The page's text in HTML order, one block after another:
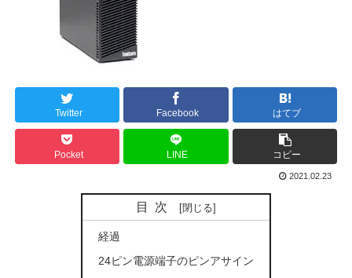
Twitter Facebook はてブ
Pocket LINE コピー
2021.02.23
目次
経過
24ピン電源端子のピンアサイン